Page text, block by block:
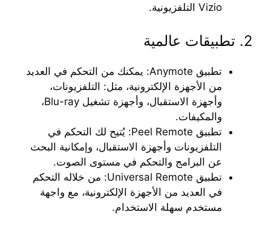
Vizio التلفزيونية.
2. تطبيقات عالمية
تطبيق Anymote: يمكنك من التحكم في العديد
من الأجهزة الإلكترونية، مثل: التلفزيونات،
وأجهزة الاستقبال، وأجهزة تشغيل Blu-ray،
والمكيفات.
تطبيق Peel Remote: يُتيح لك التحكم في
التلفزيونات وأجهزة الاستقبال، وإمكانية البحث
عن البرامج والتحكم في مستوى الصوت.
تطبيق Universal Remote: من خلاله التحكم
في العديد من الأجهزة الإلكترونية، مع واجهة
مستخدم سهلة الاستخدام.